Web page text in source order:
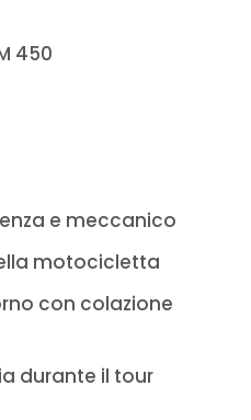
450
e meccanico
motocicletta
con colazione
durante il tour